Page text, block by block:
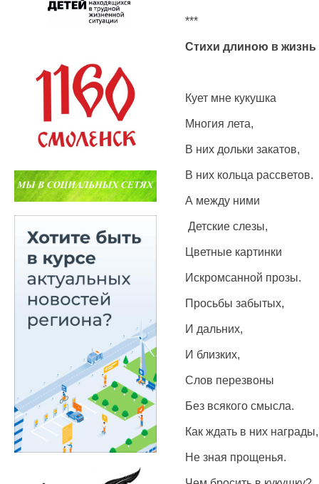
***
Стихи длиною в жизнь
Кует мне кукушка
Многия лета,
В них дольки закатов,
В них кольца рассветов.
А между ними
Детские слезы,
Цветные картинки
Искромсанной прозы.
Просьбы забытых,
И дальних,
И близких,
Слов перезвоны
Без всякого смысла.
Как ждать в них награды,
Не зная прощенья.